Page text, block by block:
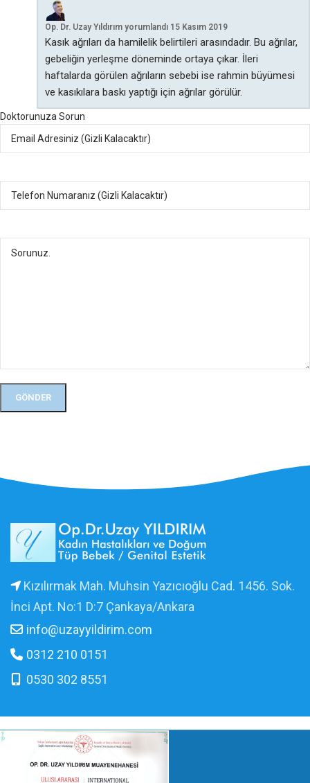
Op. Dr. Uzay Yıldırım yorumlandı 15 Kasım 2019
Kasık ağrıları da hamilelik belirtileri arasındadır. Bu ağrılar,
gebeliğin yerleşme döneminde ortaya çıkar. İleri
haftalarda görülen ağrıların sebebi ise rahmin büyümesi
ve kasıkılara baskı yaptığı için ağrılar görülür.
Doktorunuza Sorun
Kızılırmak Mah. Muhsin Yazıcıoğlu Cad. 1456. Sok.
İnci Apt. No:1 D:7 Çankaya/Ankara
info@uzayyildirim.com
0312 210 0151
0530 302 8551